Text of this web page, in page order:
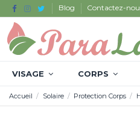
Blog Contactez-
VISAGE CORPS
Accueil Solaire Protection Corps